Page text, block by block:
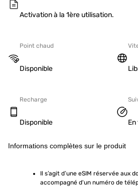
Activation à la 1ère utilisation.
Point chaud
Disponible
Recharge
Disponible
Informations complètes sur le produit
Il s’agit d’une eSIM réservée aux
accompagné d'un numéro de